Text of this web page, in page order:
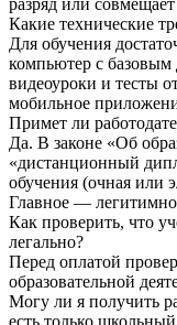
разряд или
Какие технические
Для обучения
компьютер с базовым
видеоуроки и тесты
мобильное
Примет ли
Да. В законе «Об
«дистанционный
обучения (очная или
Главное —
Как проверить, что
легально?
Перед оплатой
образовательной
Могу ли я получить
есть только школьный